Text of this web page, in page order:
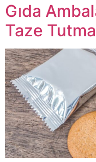
Gıda
Taze